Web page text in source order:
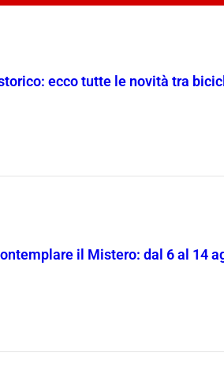
ecco tutte le novità tra
il Mistero: dal 6 al 14